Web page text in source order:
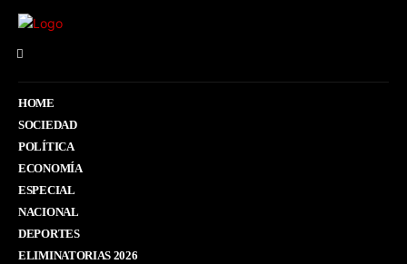
HOME
SOCIEDAD
POLÍTICA
ECONOMÍA
ESPECIAL
NACIONAL
DEPORTES
ELIMINATORIAS 2026